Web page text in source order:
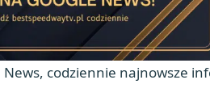
codziennie najnowsze